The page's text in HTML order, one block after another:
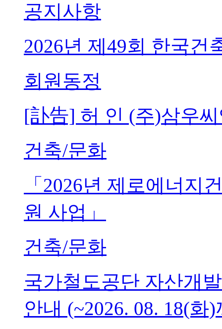
공지사항
2026년 제49회 한국건
회원동정
[訃告] 허 인 (주)삼우
건축/문화
「2026년 제로에너지
원 사업」
건축/문화
국가철도공단 자산개
안내 (~2026. 08. 18(화